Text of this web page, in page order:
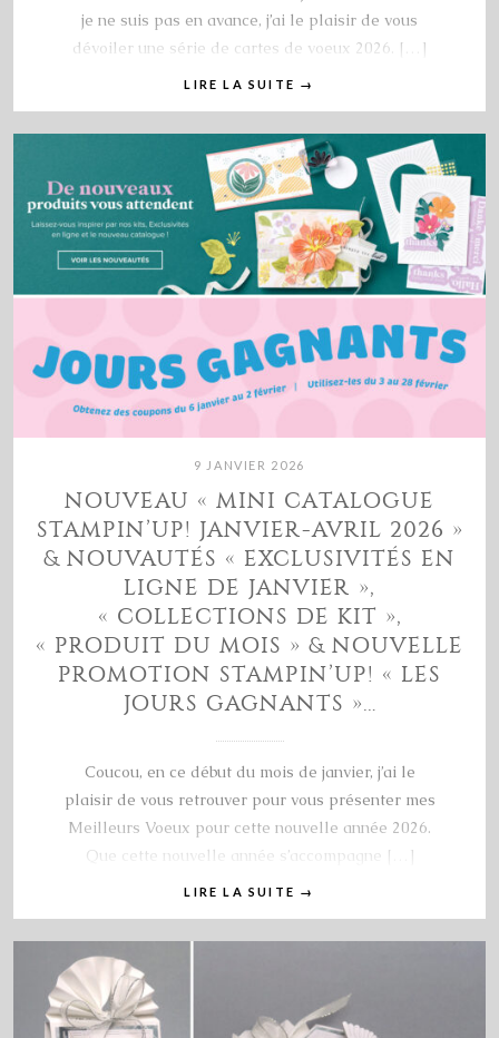
je ne suis pas en avance, j’ai le plaisir de vous
dévoiler une série de cartes de voeux 2026. […]
LIRE LA SUITE →
9 JANVIER 2026
NOUVEAU « MINI CATALOGUE
STAMPIN’UP! JANVIER-AVRIL 2026 »
& NOUVAUTÉS « EXCLUSIVITÉS EN
LIGNE DE JANVIER »,
« COLLECTIONS DE KIT »,
« PRODUIT DU MOIS » & NOUVELLE
PROMOTION STAMPIN’UP! « LES
JOURS GAGNANTS »…
Coucou, en ce début du mois de janvier, j’ai le
plaisir de vous retrouver pour vous présenter mes
Meilleurs Voeux pour cette nouvelle année 2026.
Que cette nouvelle année s’accompagne […]
LIRE LA SUITE →